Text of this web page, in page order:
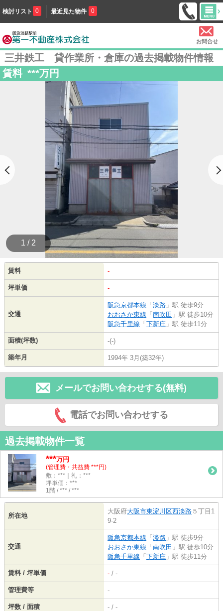
検討リスト 0 最近見た物件 0
お問合せ
三井鉄工 貸作業所・倉庫の過去掲載物件情報
賃料 ***万円
1 / 2
賃料 -
坪単価 -
交通
阪急京都本線 「 淡路 」駅 徒歩9分
おおさか東線 「 南吹田 」駅 徒歩10分
阪急千里線 「 下新庄 」駅 徒歩11分
面積(坪数) -(-)
築年月 1994年 3月(築32年)
メールでお問い合わせする(無料)
電話でお問い合わせする
過去掲載物件一覧
***万円
(管理費・共益費 ***円)
敷：***｜礼：***
坪単価：***
1階 / *** / ***
所在地
大阪府大阪市東淀川区西淡路 ５丁目1
9-2
交通
阪急京都本線 「 淡路 」駅 徒歩9分
おおさか東線 「 南吹田 」駅 徒歩10分
阪急千里線 「 下新庄 」駅 徒歩11分
賃料 / 坪単価 - / -
管理費等 -
坪数 / 面積 - / -